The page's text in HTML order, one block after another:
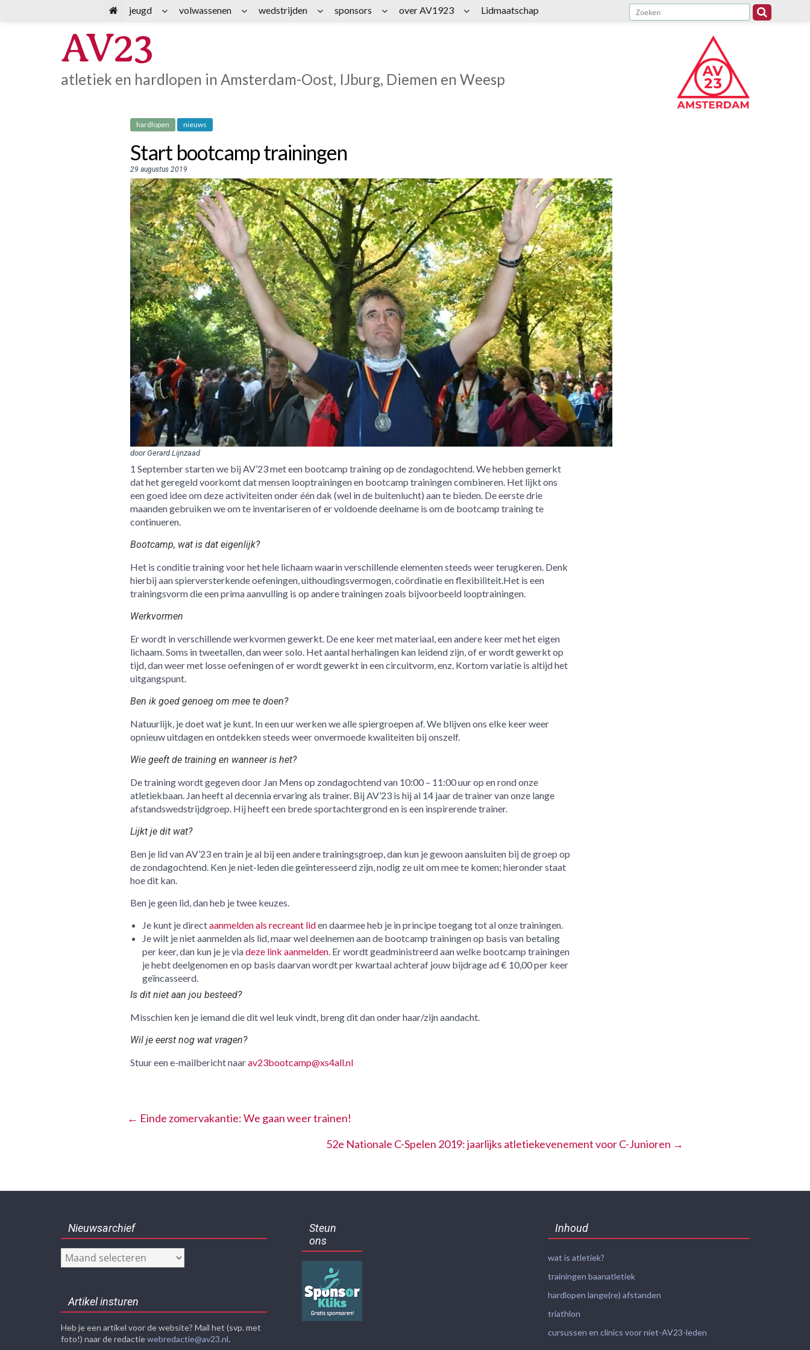
AV23
atletiek en hardlopen in Amsterdam-Oost, IJburg, Diemen en Weesp
hardlopen nieuws
Start bootcamp trainingen
29 augustus 2019
door Gerard Lijnzaad
1 September starten we bij AV’23 met een bootcamp training op de zondagochtend. We hebben gemerkt
dat het geregeld voorkomt dat mensen looptrainingen en bootcamp trainingen combineren. Het lijkt ons
een goed idee om deze activiteiten onder één dak (wel in de buitenlucht) aan te bieden. De eerste drie
maanden gebruiken we om te inventariseren of er voldoende deelname is om de bootcamp training te
continueren.
Bootcamp, wat is dat eigenlijk?
Het is conditie training voor het hele lichaam waarin verschillende elementen steeds weer terugkeren. Denk
hierbij aan spierversterkende oefeningen, uithoudingsvermogen, coördinatie en flexibiliteit.Het is een
trainingsvorm die een prima aanvulling is op andere trainingen zoals bijvoorbeeld looptrainingen.
Werkvormen
Er wordt in verschillende werkvormen gewerkt. De ene keer met materiaal, een andere keer met het eigen
lichaam. Soms in tweetallen, dan weer solo. Het aantal herhalingen kan leidend zijn, of er wordt gewerkt op
tijd, dan weer met losse oefeningen of er wordt gewerkt in een circuitvorm, enz. Kortom variatie is altijd het
uitgangspunt.
Ben ik goed genoeg om mee te doen?
Natuurlijk, je doet wat je kunt. In een uur werken we alle spiergroepen af. We blijven ons elke keer weer
opnieuw uitdagen en ontdekken steeds weer onvermoede kwaliteiten bij onszelf.
Wie geeft de training en wanneer is het?
De training wordt gegeven door Jan Mens op zondagochtend van 10:00 – 11:00 uur op en rond onze
atletiekbaan. Jan heeft al decennia ervaring als trainer. Bij AV’23 is hij al 14 jaar de trainer van onze lange
afstandswedstrijdgroep. Hij heeft een brede sportachtergrond en is een inspirerende trainer.
Lijkt je dit wat?
Ben je lid van AV’23 en train je al bij een andere trainingsgroep, dan kun je gewoon aansluiten bij de groep op
de zondagochtend. Ken je niet-leden die geïnteresseerd zijn, nodig ze uit om mee te komen; hieronder staat
hoe dit kan.
Ben je geen lid, dan heb je twee keuzes.
Je kunt je directaanmelden als recreant liden daarmee heb je in principe toegang tot al onze trainingen.
Je wilt je niet aanmelden als lid, maar wel deelnemen aan de bootcamp trainingen op basis van betaling
per keer, dan kun je je viadeze link aanmelden. Er wordt geadministreerd aan welke bootcamp trainingen
je hebt deelgenomen en op basis daarvan wordt per kwartaal achteraf jouw bijdrage ad € 10,00 per keer
geïncasseerd.
Is dit niet aan jou besteed?
Misschien ken je iemand die dit wel leuk vindt, breng dit dan onder haar/zijn aandacht.
Wil je eerst nog wat vragen?
Stuur een e-mailbericht naarav23bootcamp@xs4all.nl
← Einde zomervakantie: We gaan weer trainen!
52e Nationale C-Spelen 2019: jaarlijks atletiekevenement voor C-Junioren →
Nieuwsarchief
Nieuwsarchief
Artikel insturen
Heb je een artikel voor de website? Mail het (svp. met
foto!) naar de redactiewebredactie@av23.nl.
Steun
ons
Inhoud
wat is atletiek?
trainingen baanatletiek
hardlopen lange(re) afstanden
triathlon
cursussen en clinics voor niet-AV23-leden
jeugd volwassenen wedstrijden sponsors over AV1923 Lidmaatschap